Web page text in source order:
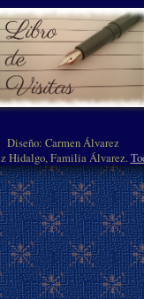
Diseño: Carmen Álvarez
Hidalgo, Familia Álvarez.